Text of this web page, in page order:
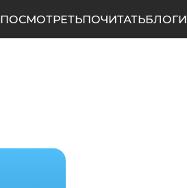
ПОСМОТРЕТЬПОЧИТАТЬБЛОГИ